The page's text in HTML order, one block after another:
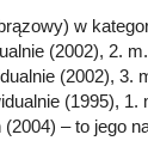
w
(2002), 2.
(2002), 3.
(1995), 1.
(2004) – to jego